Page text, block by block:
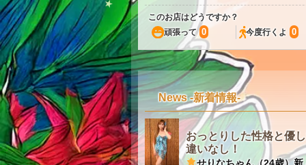
このお店はどうですか？
頑張って 0 今度行くよ 0
News -新着情報-
おっとりした性格と優
違いなし！